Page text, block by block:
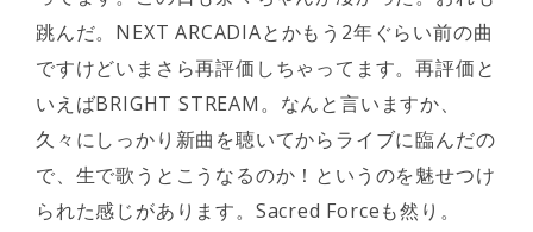
跳んだ。NEXT ARCADIAとかもう2年ぐらい前の曲
ですけどいまさら再評価しちゃってます。再評価と
いえばBRIGHT STREAM。なんと言いますか、
久々にしっかり新曲を聴いてからライブに臨んだの
で、生で歌うとこうなるのか！というのを魅せつけ
られた感じがあります。Sacred Forceも然り。